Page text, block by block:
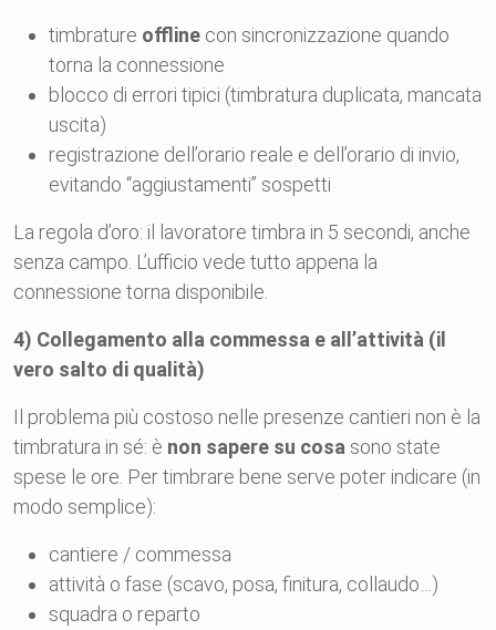
timbrature offline con sincronizzazione quando
torna la connessione
blocco di errori tipici (timbratura duplicata, mancata
uscita)
registrazione dell’orario reale e dell’orario di invio,
evitando “aggiustamenti” sospetti
La regola d’oro: il lavoratore timbra in 5 secondi, anche
senza campo. L’ufficio vede tutto appena la
connessione torna disponibile.
4) Collegamento alla commessa e all’attività (il
vero salto di qualità)
Il problema più costoso nelle presenze cantieri non è la
timbratura in sé: è non sapere su cosa sono state
spese le ore. Per timbrare bene serve poter indicare (in
modo semplice):
cantiere / commessa
attività o fase (scavo, posa, finitura, collaudo…)
squadra o reparto